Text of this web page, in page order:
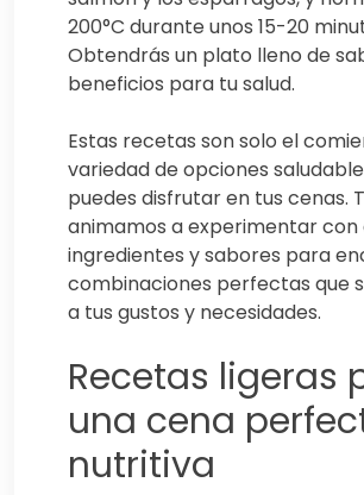
200°C durante unos 15-20
Obtendrás un plato lleno de
beneficios para tu salud.
Estas recetas son solo el
variedad de opciones
puedes disfrutar en tus cenas.
animamos a experimentar
ingredientes y sabores para
combinaciones perfectas que
a tus gustos y necesidades.
Recetas ligeras
una cena
nutritiva